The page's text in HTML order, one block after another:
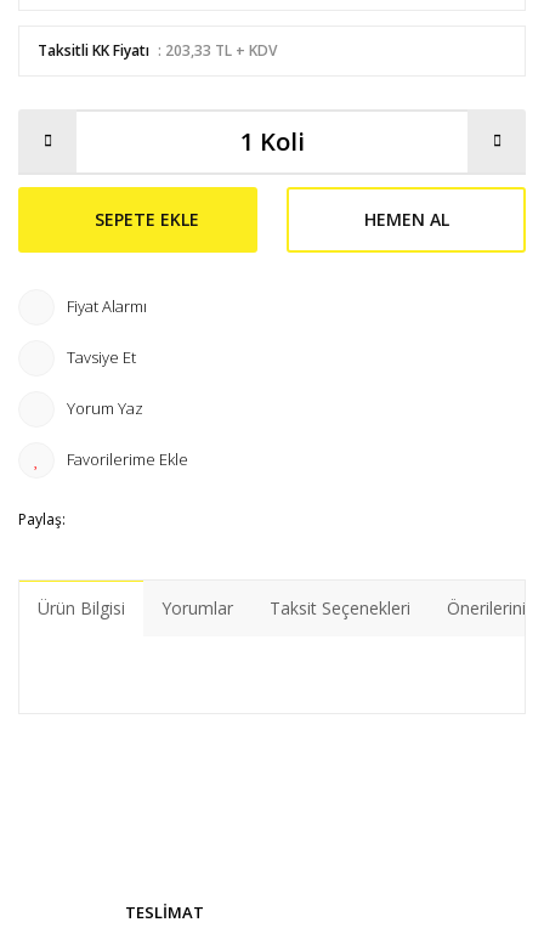
Taksitli KK Fiyatı : 203,33 TL + KDV
SEPETE EKLE HEMEN AL
Fiyat Alarmı
Tavsiye Et
Yorum Yaz
Paylaş:
Ürün Bilgisi Yorumlar Taksit Seçenekleri Önerileriniz
Ürün açıklamasında eksik bilgiler bulunuyor.
TESLİMAT